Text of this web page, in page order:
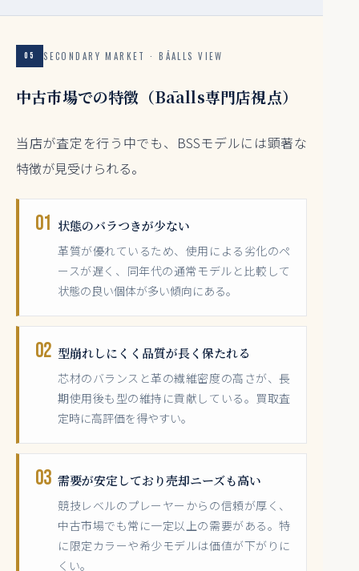
05 SECONDARY MARKET · BĀALLS VIEW
中古市場での特徴（Bāalls専門店視点）
当店が査定を行う中でも、BSSモデルには顕著な
特徴が見受けられる。
01 状態のバラつきが少ない
革質が優れているため、使用による劣化のペ
ースが遅く、同年代の通常モデルと比較して
状態の良い個体が多い傾向にある。
02 型崩れしにくく品質が長く保たれる
芯材のバランスと革の繊維密度の高さが、長
期使用後も型の維持に貢献している。買取査
定時に高評価を得やすい。
03 需要が安定しており売却ニーズも高い
競技レベルのプレーヤーからの信頼が厚く、
中古市場でも常に一定以上の需要がある。特
に限定カラーや希少モデルは価値が下がりに
くい。